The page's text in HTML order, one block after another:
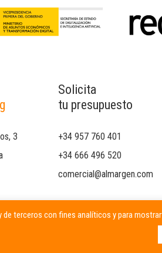
3
Solicita
tu presupuesto
+34 957 760 401
+34 666 496 520
comercial@almargen.com
terceros con fines analíticos y para